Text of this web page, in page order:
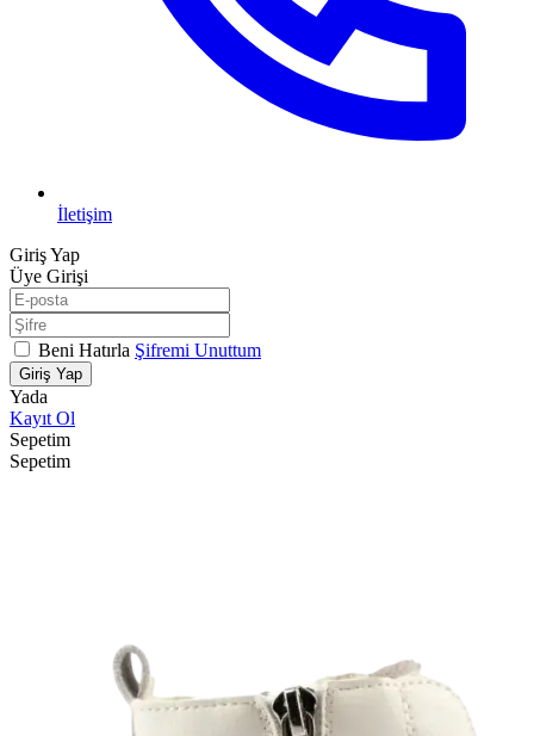
İletişim
Giriş Yap
Üye Girişi
Beni Hatırla Şifremi Unuttum
Giriş Yap
Yada
Kayıt Ol
Sepetim
Sepetim